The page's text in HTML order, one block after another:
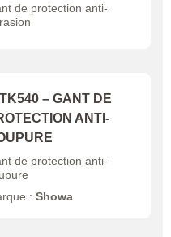
de protection anti-
– GANT DE
ANTI-
de protection anti-
:Showa